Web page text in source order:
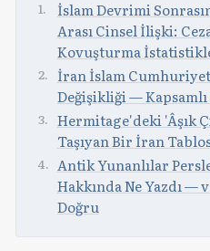
İslam Devrimi
Arası Cinsel İlişki:
Kovuşturma
İran İslam
Değişikliği —
Hermitage'deki 'Âşık
Taşıyan Bir İran
Antik Yunanlılar
Hakkında Ne Yazdı —
Doğru